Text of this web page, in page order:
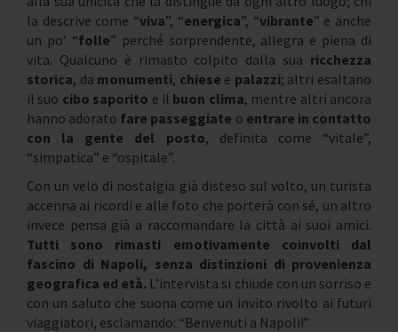
la descrive come “viva”, “energica”, “vibrante” e anche
un po’ “folle” perché sorprendente, allegra e piena di
vita. Qualcuno è rimasto colpito dalla sua ricchezza
storica, da monumenti, chiese e palazzi; altri esaltano
il suo cibo saporito e il buon clima, mentre altri ancora
hanno adorato fare passeggiate o entrare in contatto
con la gente del posto, definita come “vitale”,
“simpatica” e “ospitale”.
Con un velo di nostalgia già disteso sul volto, un turista
accenna ai ricordi e alle foto che porterà con sé, un altro
invece pensa già a raccomandare la città ai suoi amici.
Tutti sono rimasti emotivamente coinvolti dal
fascino di Napoli, senza distinzioni di provenienza
geografica ed età. L’intervista si chiude con un sorriso e
con un saluto che suona come un invito rivolto ai futuri
viaggiatori, esclamando: “Benvenuti a Napoli!”